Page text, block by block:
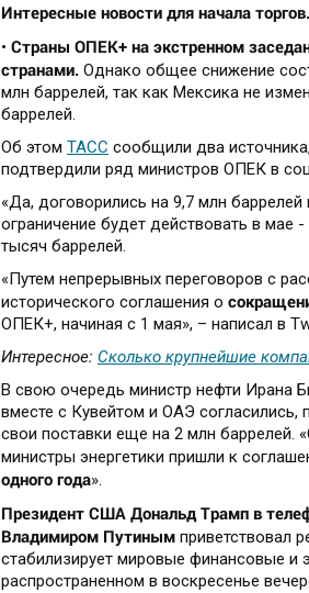
Интересные новости для начала торгов.
• Страны ОПЕК+ на экстренном
странами. Однако общее снижение
млн баррелей, так как Мексика не
баррелей.
Об этом ТАСС сообщили два
подтвердили ряд министров ОПЕК в
«Да, договорились на 9,7 млн баррелей
ограничение будет действовать в мае
тысяч баррелей.
«Путем непрерывных переговоров с
исторического соглашения о
ОПЕК+, начиная с 1 мая», – написал в
Интересное: Сколько крупнейшие
В свою очередь министр нефти Ирана
вместе с Кувейтом и ОАЭ
свои поставки еще на 2 млн баррелей.
министры энергетики пришли к
одного года».
Президент США Дональд Трамп в
Владимиром Путиным приветствовал
стабилизирует мировые финансовые и
распространенном в воскресенье